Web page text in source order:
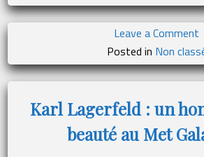
Leave a Comment
Posted in Non
Karl Lagerfeld : un
beauté au Met